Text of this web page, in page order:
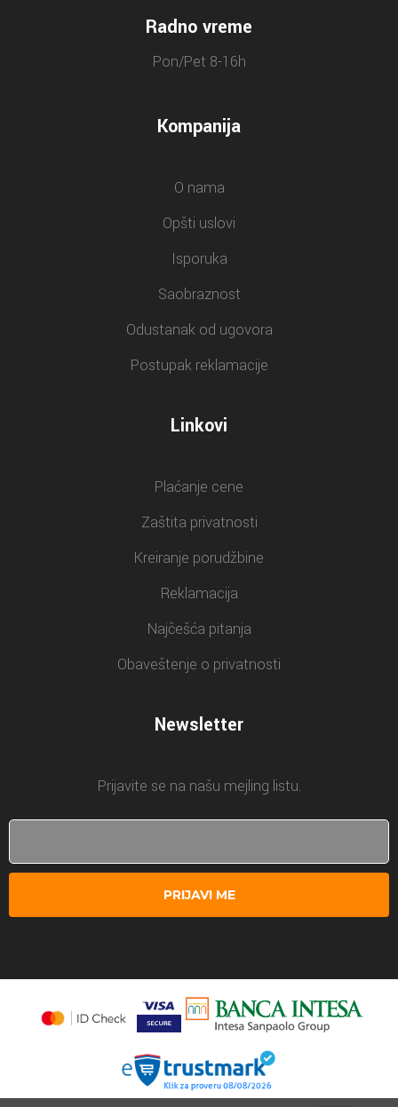
Radno vreme
Pon/Pet 8-16h
Kompanija
O nama
Opšti uslovi
Isporuka
Saobraznost
Odustanak od ugovora
Postupak reklamacije
Linkovi
Plaćanje cene
Zaštita privatnosti
Kreiranje porudžbine
Reklamacija
Najčešća pitanja
Obaveštenje o privatnosti
Newsletter
Prijavite se na našu mejling listu.
PRIJAVI ME